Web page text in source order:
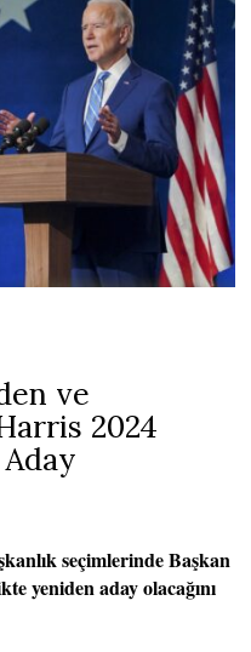
ve
2024
seçimlerinde Başkan
yeniden aday olacağını